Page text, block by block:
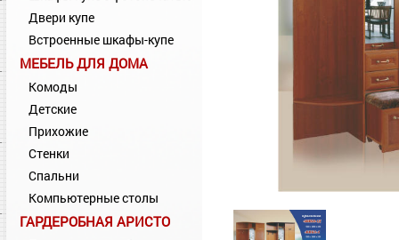
Двери купе
Встроенные шкафы-купе
МЕБЕЛЬ ДЛЯ ДОМА
Комоды
Детские
Прихожие
Стенки
Спальни
Компьютерные столы
ГАРДЕРОБНАЯ АРИСТО